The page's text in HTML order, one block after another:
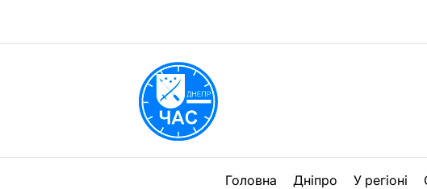
вмісту
Головна Дніпро У регіоні